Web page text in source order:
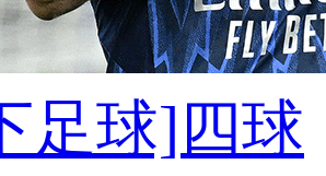
足球]四球